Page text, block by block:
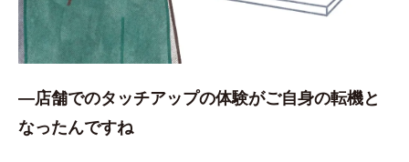
―店舗でのタッチアップの体験がご自身の転機と
なったんですね